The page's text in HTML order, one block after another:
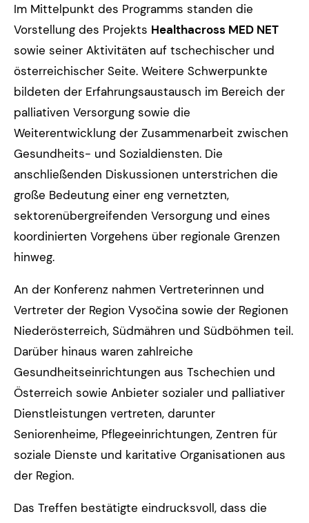
Im Mittelpunkt des Programms standen die
Vorstellung des Projekts Healthacross MED NET
sowie seiner Aktivitäten auf tschechischer und
österreichischer Seite. Weitere Schwerpunkte
bildeten der Erfahrungsaustausch im Bereich der
palliativen Versorgung sowie die
Weiterentwicklung der Zusammenarbeit zwischen
Gesundheits- und Sozialdiensten. Die
anschließenden Diskussionen unterstrichen die
große Bedeutung einer eng vernetzten,
sektorenübergreifenden Versorgung und eines
koordinierten Vorgehens über regionale Grenzen
hinweg.
An der Konferenz nahmen Vertreterinnen und
Vertreter der Region Vysočina sowie der Regionen
Niederösterreich, Südmähren und Südböhmen teil.
Darüber hinaus waren zahlreiche
Gesundheitseinrichtungen aus Tschechien und
Österreich sowie Anbieter sozialer und palliativer
Dienstleistungen vertreten, darunter
Seniorenheime, Pflegeeinrichtungen, Zentren für
soziale Dienste und karitative Organisationen aus
der Region.
Das Treffen bestätigte eindrucksvoll, dass die